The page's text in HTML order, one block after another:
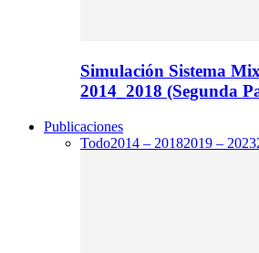
Simulación Sistema
2014_2018 (Segunda
Publicaciones
Todo2014 – 20182019 – 2023